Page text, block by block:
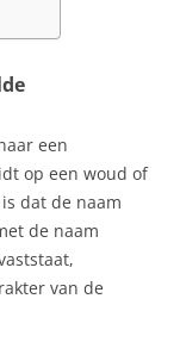
een
op een woud of
dat de naam
de naam
van de